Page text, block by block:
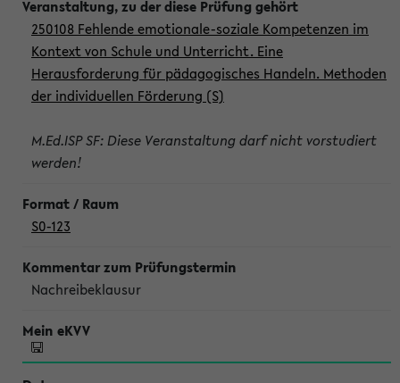
250108 Fehlende emotionale-soziale Kompetenzen im
Kontext von Schule und Unterricht. Eine
Herausforderung für pädagogisches Handeln. Methoden
der individuellen Förderung (S)
M.Ed.ISP SF: Diese Veranstaltung darf nicht vorstudiert
werden!
S0-123
Nachreibeklausur